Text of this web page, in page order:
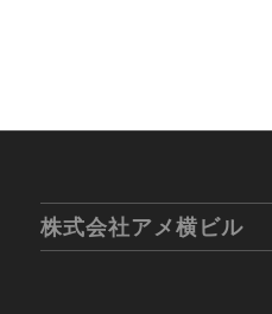
株式会社アメ横ビル